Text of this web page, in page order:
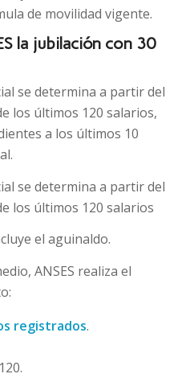
de movilidad vigente.
la jubilación con 30
se determina a partir del
los últimos 120 salarios,
a los últimos 10
se determina a partir del
los últimos 120 salarios
el aguinaldo.
ANSES realiza el
registrados.